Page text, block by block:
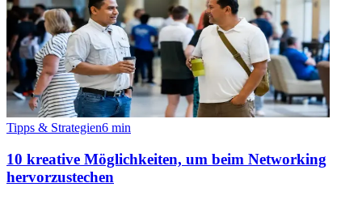
Tipps & Strategien6 min
10 kreative Möglichkeiten, um beim Networking
hervorzustechen